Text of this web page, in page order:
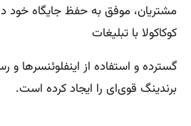
مشتریان، موفق به حفظ جایگاه خود
کوکاکولا با تبلیغات
گسترده و استفاده از اینفلوئنسرها و
برندینگ قوی‌ای را ایجاد کرده است.